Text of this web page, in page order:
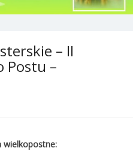
– II
Postu –
wielkopostne: